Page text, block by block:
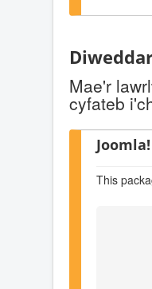
Mae'r
cyfateb
This